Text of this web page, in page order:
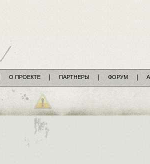
О ПРОЕКТЕ ПАРТНЕРЫ ФОРУМ